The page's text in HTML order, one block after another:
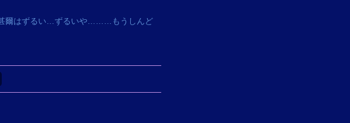
爾はずるい…ずるいや………もうしんど